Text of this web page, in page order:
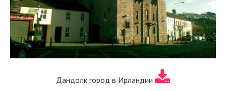
Дандолк город в Ирландии